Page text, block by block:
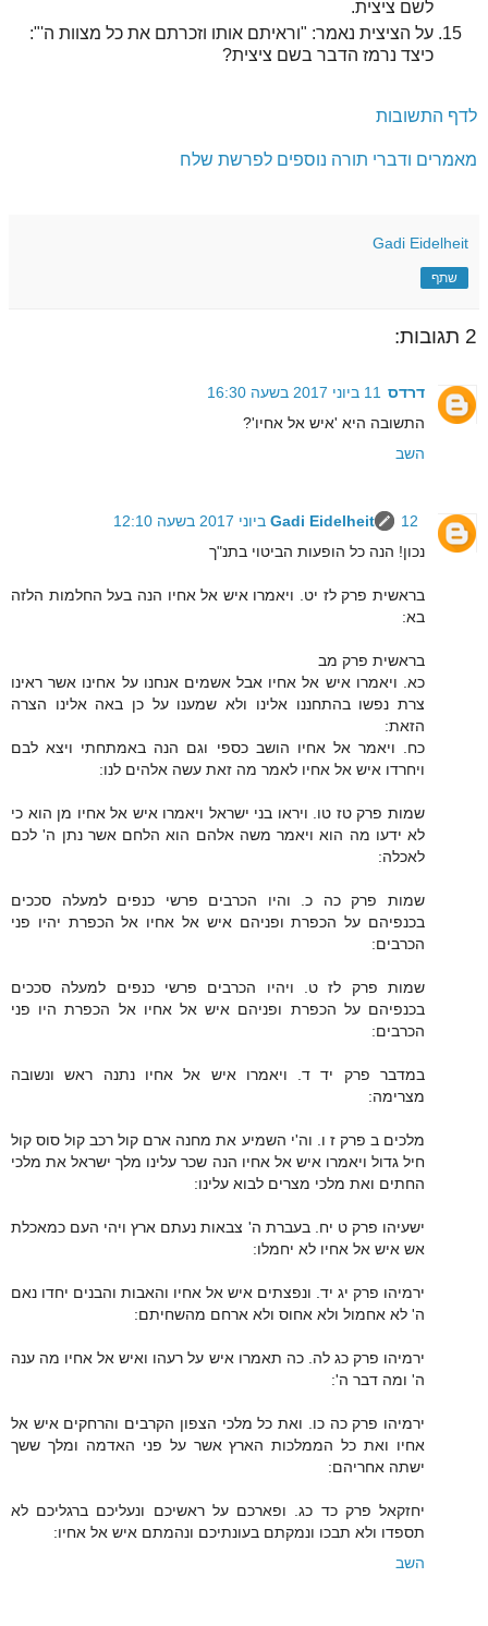
לשם ציצית.
על הציצית נאמר: "וראיתם אותו וזכרתם את כל מצוות ה'":
כיצד נרמז הדבר בשם ציצית?
לדף התשובות
מאמרים ודברי תורה נוספים לפרשת שלח
Gadi Eidelheit
שתף
2 תגובות:
דרדס 11 ביוני 2017 בשעה 16:30
התשובה היא 'איש אל אחיו'?
השב
Gadi Eidelheit
12 ביוני 2017 בשעה 12:10
נכון! הנה כל הופעות הביטוי בתנ"ך
בראשית פרק לז יט. ויאמרו איש אל אחיו הנה בעל החלמות הלזה
בא:
בראשית פרק מב
כא. ויאמרו איש אל אחיו אבל אשמים אנחנו על אחינו אשר ראינו
צרת נפשו בהתחננו אלינו ולא שמענו על כן באה אלינו הצרה
הזאת:
כח. ויאמר אל אחיו הושב כספי וגם הנה באמתחתי ויצא לבם
ויחרדו איש אל אחיו לאמר מה זאת עשה אלהים לנו:
שמות פרק טז טו. ויראו בני ישראל ויאמרו איש אל אחיו מן הוא כי
לא ידעו מה הוא ויאמר משה אלהם הוא הלחם אשר נתן ה' לכם
לאכלה:
שמות פרק כה כ. והיו הכרבים פרשי כנפים למעלה סככים
בכנפיהם על הכפרת ופניהם איש אל אחיו אל הכפרת יהיו פני
הכרבים:
שמות פרק לז ט. ויהיו הכרבים פרשי כנפים למעלה סככים
בכנפיהם על הכפרת ופניהם איש אל אחיו אל הכפרת היו פני
הכרבים:
במדבר פרק יד ד. ויאמרו איש אל אחיו נתנה ראש ונשובה
מצרימה:
מלכים ב פרק ז ו. וה'י השמיע את מחנה ארם קול רכב קול סוס קול
חיל גדול ויאמרו איש אל אחיו הנה שכר עלינו מלך ישראל את מלכי
החתים ואת מלכי מצרים לבוא עלינו:
ישעיהו פרק ט יח. בעברת ה' צבאות נעתם ארץ ויהי העם כמאכלת
אש איש אל אחיו לא יחמלו:
ירמיהו פרק יג יד. ונפצתים איש אל אחיו והאבות והבנים יחדו נאם
ה' לא אחמול ולא אחוס ולא ארחם מהשחיתם:
ירמיהו פרק כג לה. כה תאמרו איש על רעהו ואיש אל אחיו מה ענה
ה' ומה דבר ה':
ירמיהו פרק כה כו. ואת כל מלכי הצפון הקרבים והרחקים איש אל
אחיו ואת כל הממלכות הארץ אשר על פני האדמה ומלך ששך
ישתה אחריהם:
יחזקאל פרק כד כג. ופארכם על ראשיכם ונעליכם ברגליכם לא
תספדו ולא תבכו ונמקתם בעונתיכם ונהמתם איש אל אחיו:
השב